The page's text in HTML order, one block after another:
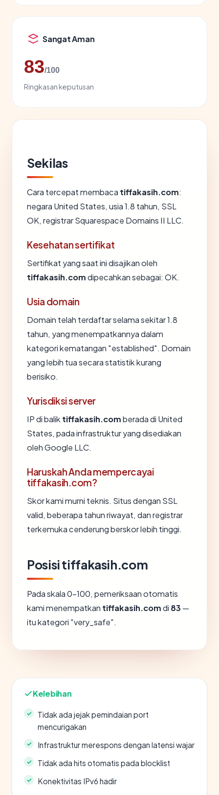
Sangat Aman
83/100
Ringkasan keputusan
Sekilas
Cara tercepat membaca tiffakasih.com:
negara United States, usia 1.8 tahun, SSL
OK, registrar Squarespace Domains II LLC.
Kesehatan sertifikat
Sertifikat yang saat ini disajikan oleh
tiffakasih.comdipecahkan sebagai: OK.
Usia domain
Domain telah terdaftar selama sekitar 1.8
tahun, yang menempatkannya dalam
kategori kematangan "established". Domain
yang lebih tua secara statistik kurang
berisiko.
Yurisdiksi server
IP di balik tiffakasih.comberada di United
States, pada infrastruktur yang disediakan
oleh Google LLC.
Haruskah Anda mempercayai
tiffakasih.com?
Skor kami murni teknis. Situs dengan SSL
valid, beberapa tahun riwayat, dan registrar
terkemuka cenderung berskor lebih tinggi.
Posisi tiffakasih.com
Pada skala 0-100, pemeriksaan otomatis
kami menempatkan tiffakasih.comdi 83 —
itu kategori "very_safe".
Kelebihan
Tidak ada jejak pemindaian port
mencurigakan
Infrastruktur merespons dengan latensi wajar
Tidak ada hits otomatis pada blocklist
Konektivitas IPv6 hadir